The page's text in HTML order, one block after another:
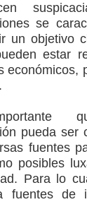
en la alta cordillera
impacto ambiental
INDAP entregó $189
la provincia de
Municipalidad de
en
se
un objetivo
estar
económicos,
pueda ser
fuentes
posibles
Para lo
fuentes de